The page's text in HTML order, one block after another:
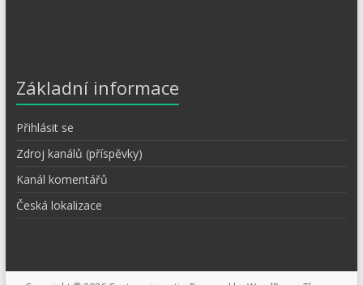
Základní informace
Přihlásit se
Zdroj kanálů (příspěvky)
Kanál komentářů
Česká lokalizace